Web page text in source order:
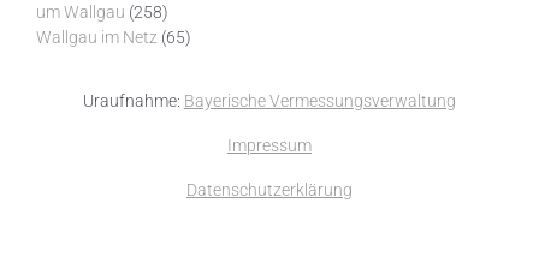
um Wallgau (258)
Wallgau im Netz (65)
Uraufnahme: Bayerische Vermessungsverwaltung
Impressum
Datenschutzerklärung